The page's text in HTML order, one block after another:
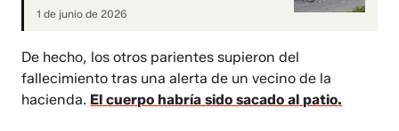
1 de junio de 2026
De hecho, los otros parientes supieron del
fallecimiento tras una alerta de un vecino de la
hacienda. El cuerpo habría sido sacado al patio.